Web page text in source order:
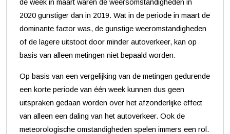
de week in maart waren de weersomstandigheden in
2020 gunstiger dan in 2019. Wat in de periode in maart de
dominante factor was, de gunstige weeromstandigheden
of de lagere uitstoot door minder autoverkeer, kan op
basis van alleen metingen niet bepaald worden.
Op basis van een vergelijking van de metingen gedurende
een korte periode van één week kunnen dus geen
uitspraken gedaan worden over het afzonderlijke effect
van alleen een daling van het autoverkeer. Ook de
meteorologische omstandigheden spelen immers een rol.